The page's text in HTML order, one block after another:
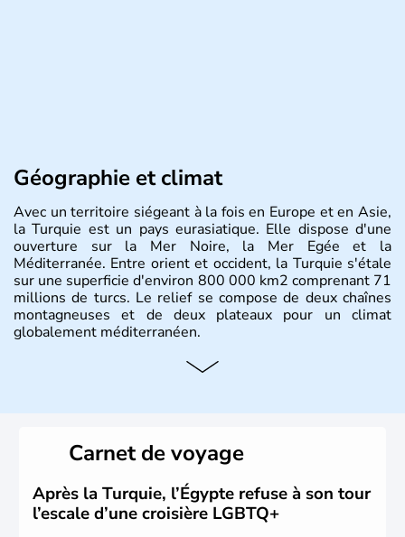
Géographie et climat
Avec un territoire siégeant à la fois en Europe et en Asie,
la Turquie est un pays eurasiatique. Elle dispose d'une
ouverture sur la Mer Noire, la Mer Egée et la
Méditerranée. Entre orient et occident, la Turquie s'étale
sur une superficie d'environ 800 000 km2 comprenant 71
millions de turcs. Le relief se compose de deux chaînes
montagneuses et de deux plateaux pour un climat
globalement méditerranéen.
Histoire et administration
qui constitueront en 1299 les fondations de l'Empire
ottoman. Après avoir rattaché l'Anatolie et la Thrace
orientale au territoire turc, la République est proclamée
le 29 octobre 1923. Ankara remplace alors Istanbul au
titre de capitale du pays.
Carnet de voyage
Après la Turquie, l’Égypte refuse à son tour
l’escale d’une croisière LGBTQ+